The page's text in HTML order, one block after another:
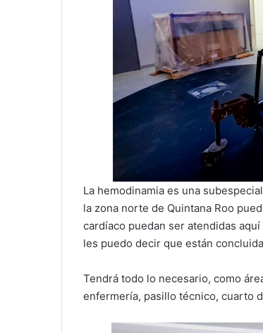
La hemodinamia es una
la zona norte de Quintana Roo
cardíaco puedan ser atendidas
les puedo decir que están
Tendrá todo lo necesario, como
enfermería, pasillo técnico, cuarto